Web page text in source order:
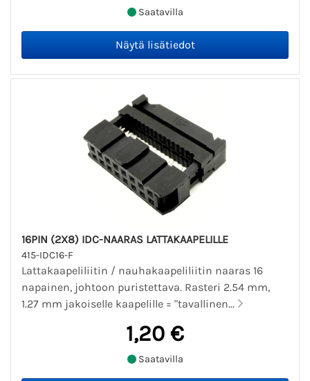
Saatavilla
16PIN (2X8) IDC-NAARAS LATTAKAAPELILLE
415-IDC16-F
Lattakaapeliliitin / nauhakaapeliliitin naaras 16
napainen, johtoon puristettava. Rasteri 2.54 mm,
1.27 mm jakoiselle kaapelille = "tavallinen...
1,20 €
Saatavilla